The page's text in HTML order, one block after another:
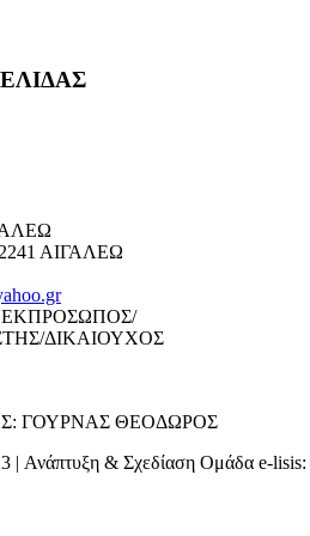
ΑΙΓΑΛΕΩ
ΕΚΠΡΟΣΩΠΟΣ/
ΔΙΚΑΙΟΥΧΟΣ
ΓΟΥΡΝΑΣ ΘΕΟΔΩΡΟΣ
| Ανάπτυξη & Σχεδίαση Ομάδα e-lisis: